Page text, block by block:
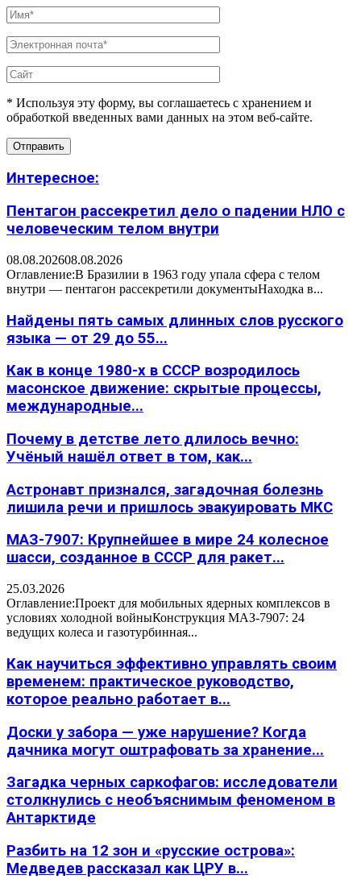
* Используя эту форму, вы соглашаетесь с хранением и
обработкой введенных вами данных на этом веб-сайте.
Интересное:
Пентагон рассекретил дело о падении НЛО с
человеческим телом внутри
08.08.202608.08.2026
Оглавление:В Бразилии в 1963 году упала сфера с телом
внутри — пентагон рассекретили документыНаходка в...
Найдены пять самых длинных слов русского
языка — от 29 до 55...
Как в конце 1980-х в СССР возродилось
масонское движение: скрытые процессы,
международные...
Почему в детстве лето длилось вечно:
Учёный нашёл ответ в том, как...
Астронавт признался, загадочная болезнь
лишила речи и пришлось эвакуировать МКС
МАЗ-7907: Крупнейшее в мире 24 колесное
шасси, созданное в СССР для ракет...
25.03.2026
Оглавление:Проект для мобильных ядерных комплексов в
условиях холодной войныКонструкция МАЗ-7907: 24
ведущих колеса и газотурбинная...
Как научиться эффективно управлять своим
временем: практическое руководство,
которое реально работает в...
Доски у забора — уже нарушение? Когда
дачника могут оштрафовать за хранение...
Загадка черных саркофагов: исследователи
столкнулись с необъяснимым феноменом в
Антарктиде
Разбить на 12 зон и «русские острова»:
Медведев рассказал как ЦРУ в...